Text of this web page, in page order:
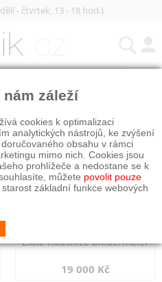
- čtvrtek, 13 - 18 hod.)
Zlaté náušnice biedermeier
19 000 Kč
záleží
cookies k optimalizaci
analytických nástrojů, ke zvýšení
obsahu v rámci
mimo nich. Cookies jsou
prohlížeče a nedostane se k
můžete povolit pouze
základní funkce webových